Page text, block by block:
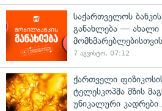
საქართველოს
განახლება — ახალი
მომხმარებლებისთვის
7 აგვისტო, 07:12
ქართველი
ტელესკოპმა მზის
უნიკალური